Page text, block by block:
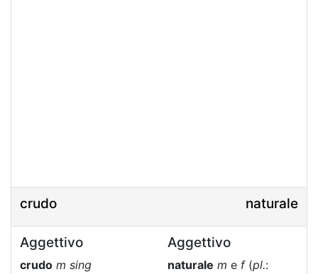
crudo naturale
Aggettivo
crudo m sing
Aggettivo
naturale m e f(pl.: